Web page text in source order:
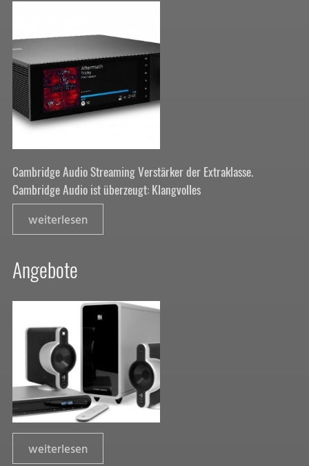
Cambridge Audio Streaming Verstärker der Extraklasse.
Cambridge Audio ist überzeugt: Klangvolles
weiterlesen
Angebote
weiterlesen